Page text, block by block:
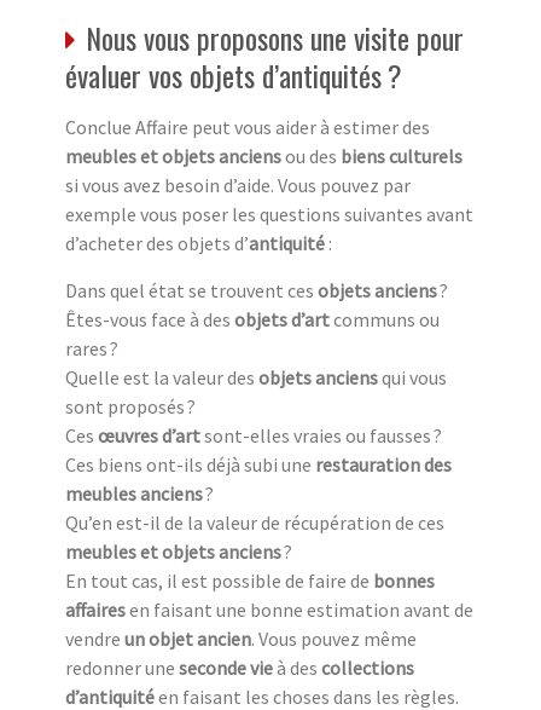
Nous vous proposons une visite pour
évaluer vos objets d’antiquités ?
Conclue Affaire peut vous aider à estimer des
meubles et objets anciensou des biens culturels
si vous avez besoin d’aide. Vous pouvez par
exemple vous poser les questions suivantes avant
d’acheter des objets d’antiquité :
Dans quel état se trouvent ces objets anciens?
Êtes-vous face à des objets d’artcommuns ou
rares ?
Quelle est la valeur des objets anciensqui vous
sont proposés ?
Ces œuvres d’artsont-elles vraies ou fausses ?
Ces biens ont-ils déjà subi une restauration des
meubles anciens?
Qu’en est-il de la valeur de récupération de ces
meubles et objets anciens?
En tout cas, il est possible de faire de bonnes
affairesen faisant une bonne estimation avant de
vendre un objet ancien. Vous pouvez même
redonner une seconde vieà des collections
d’antiquitéen faisant les choses dans les règles.